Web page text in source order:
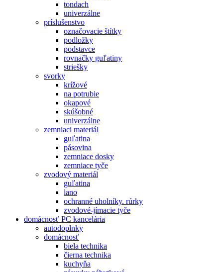
tondach
univerzálne
príslušenstvo
označovacie štítky
podložky
podstavce
rovnačky guľatiny
striešky
svorky
krížové
na potrubie
okapové
skúšobné
univerzálne
zemniaci materiál
guľatina
pásovina
zemniace dosky
zemniace tyče
zvodový materiál
guľatina
lano
ochranné uholníky. rúrky
zvodové-jímacie tyče
domácnosť PC kancelária
autodoplnky
domácnosť
biela technika
čierna technika
kuchyňa